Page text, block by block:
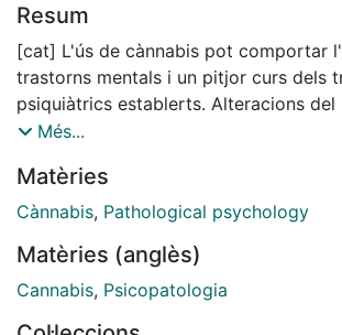
Resum
[cat] L'ús de cànnabis pot comportar
trastorns mentals i un pitjor curs dels
psiquiàtrics establerts. Alteracions del
endocannabinoid endogen podrien ser
consum d'aquesta substància, com
en la funció i estructura cerebral.
probabilitat de patir danys associats al
cànnabis podria recaure en diversos
Més...
Matèries
Cànnabis, Pathological psychology
Matèries (anglès)
Cannabis, Psicopatologia